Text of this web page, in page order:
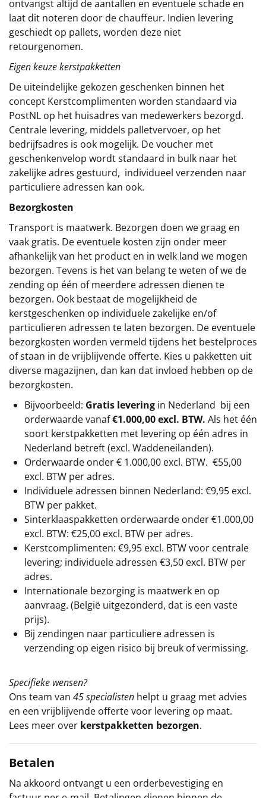
ontvangst altijd de aantallen en eventuele schade en
laat dit noteren door de chauffeur. Indien levering
geschiedt op pallets, worden deze niet
retourgenomen.
Eigen keuze kerstpakketten
De uiteindelijke gekozen geschenken binnen het
concept Kerstcomplimenten worden standaard via
PostNL op het huisadres van medewerkers bezorgd.
Centrale levering, middels palletvervoer, op het
bedrijfsadres is ook mogelijk. De voucher met
geschenkenvelop wordt standaard in bulk naar het
zakelijke adres gestuurd, individueel verzenden naar
particuliere adressen kan ook.
Bezorgkosten
Transport is maatwerk. Bezorgen doen we graag en
vaak gratis. De eventuele kosten zijn onder meer
afhankelijk van het product en in welk land we mogen
bezorgen. Tevens is het van belang te weten of we de
zending op één of meerdere adressen dienen te
bezorgen. Ook bestaat de mogelijkheid de
kerstgeschenken op individuele zakelijke en/of
particulieren adressen te laten bezorgen. De eventuele
bezorgkosten worden vermeld tijdens het bestelproces
of staan in de vrijblijvende offerte. Kies u pakketten uit
diverse magazijnen, dan kan dat invloed hebben op de
bezorgkosten.
Bijvoorbeeld: Gratis levering in Nederland bij een
orderwaarde vanaf€1.000,00 excl. BTW. Als het één
soort kerstpakketten met levering op één adres in
Nederland betreft (excl. Waddeneilanden).
Orderwaarde onder € 1.000,00 excl. BTW. €55,00
excl. BTW per adres.
Individuele adressen binnen Nederland: €9,95 excl.
BTW per pakket.
Sinterklaaspakketten orderwaarde onder €1.000,00
excl. BTW: €25,00 excl. BTW per adres.
Kerstcomplimenten: €9,95 excl. BTW voor centrale
levering; individuele adressen €3,50 excl. BTW per
adres.
Internationale bezorging is maatwerk en op
aanvraag. (België uitgezonderd, dat is een vaste
prijs).
Bij zendingen naar particuliere adressen is
verzending op eigen risico bij breuk of vermissing.
Specifieke wensen?
Ons team van 45 specialisten helpt u graag met advies
en een vrijblijvende offerte voor levering op maat.
Lees meer over kerstpakketten bezorgen.
Betalen
Na akkoord ontvangt u een orderbevestiging en